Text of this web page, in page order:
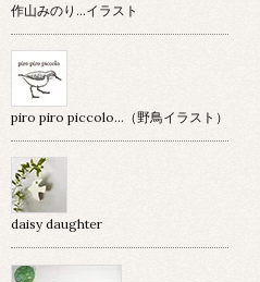
作山みのり…イラスト
piro piro piccolo…（野鳥イラスト）
daisy daughter